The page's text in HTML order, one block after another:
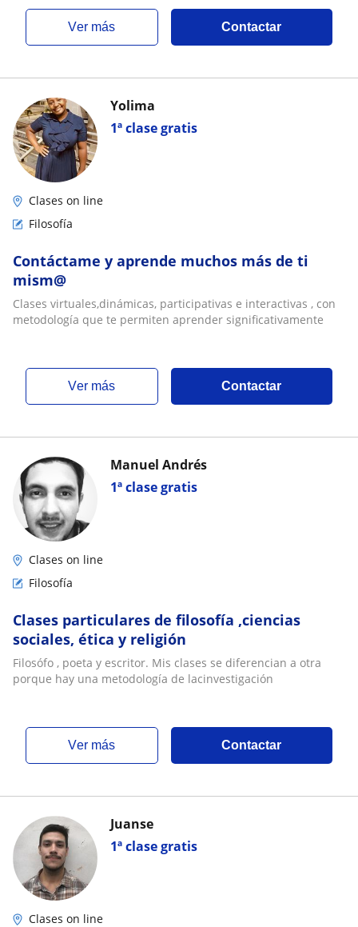
ver más Contactar
1ª clase gratis
Yolima
Clases on line
Filosofía
Contáctame y aprende muchos más de ti
mism@
Clases virtuales,dinámicas, participativas e interactivas , con
metodología que te permiten aprender significativamente
ver más Contactar
1ª clase gratis
Manuel Andrés
Clases on line
Filosofía
Clases particulares de filosofía ,ciencias
sociales, ética y religión
Filosófo , poeta y escritor. Mis clases se diferencian a otra
porque hay una metodología de lacinvestigación
ver más Contactar
1ª clase gratis
Juanse
Clases on line